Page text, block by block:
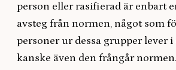
person eller rasifierad är enbart
avsteg från normen, något som
personer ur dessa grupper lever
kanske även den frångår